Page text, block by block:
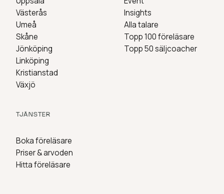
Västerås
Umeå
Skåne
Jönköping
Linköping
Kristianstad
Växjö
TJÄNSTER
Boka föreläsare
Priser & arvoden
Hitta föreläsare
Insights
Alla talare
Topp 100 föreläsare
Topp 50 säljcoacher